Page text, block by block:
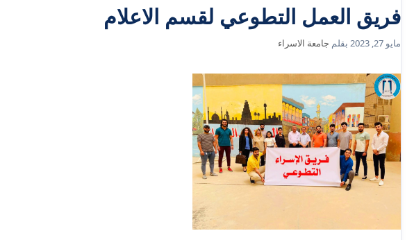
فريق العمل التطوعي لقسم الاعلام
مايو 27, 2023 بقلم جامعة الاسراء